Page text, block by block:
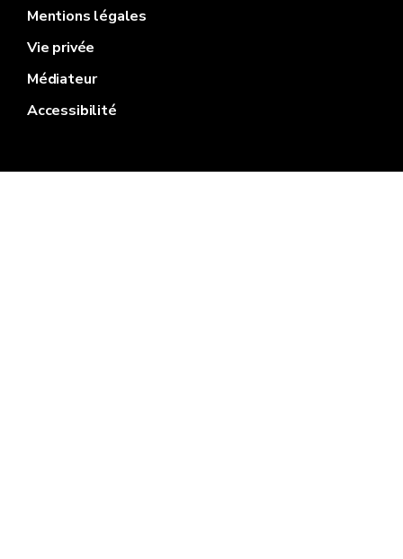
Mentions légales
Vie privée
Médiateur
Accessibilité